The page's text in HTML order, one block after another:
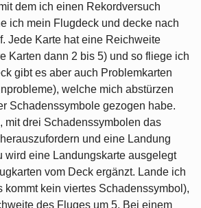
dem ich einen Rekordversuch
ich mein Flugdeck und decke nach
Jede Karte hat eine Reichweite
Karten dann 2 bis 5) und so fliege ich
gibt es aber auch Problemkarten
welche mich abstürzen
Schadenssymbole gezogen habe.
mit drei Schadenssymbolen das
und eine Landung
wird eine Landungskarte ausgelegt
vom Deck ergänzt. Lande ich
kommt kein viertes Schadenssymbol),
des Fluges um 5. Bei einem